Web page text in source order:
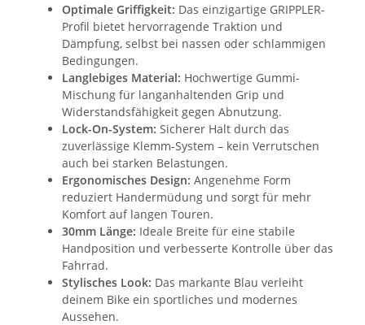
Optimale Griffigkeit: Das einzigartige GRIPPLER-
Profil bietet hervorragende Traktion und
Dämpfung, selbst bei nassen oder schlammigen
Bedingungen.
Langlebiges Material: Hochwertige Gummi-
Mischung für langanhaltenden Grip und
Widerstandsfähigkeit gegen Abnutzung.
Lock-On-System: Sicherer Halt durch das
zuverlässige Klemm-System – kein Verrutschen
auch bei starken Belastungen.
Ergonomisches Design: Angenehme Form
reduziert Handermüdung und sorgt für mehr
Komfort auf langen Touren.
30mm Länge: Ideale Breite für eine stabile
Handposition und verbesserte Kontrolle über das
Fahrrad.
Stylisches Look: Das markante Blau verleiht
deinem Bike ein sportliches und modernes
Aussehen.